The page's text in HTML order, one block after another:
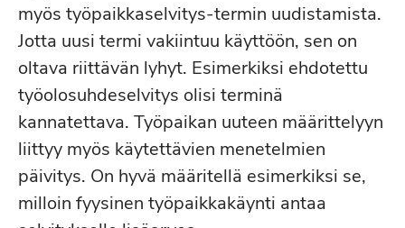
myös työpaikkaselvitys-termin uudistamista.
Jotta uusi termi vakiintuu käyttöön, sen on
oltava riittävän lyhyt. Esimerkiksi ehdotettu
työolosuhdeselvitys olisi terminä
kannatettava. Työpaikan uuteen määrittelyyn
liittyy myös käytettävien menetelmien
päivitys. On hyvä määritellä esimerkiksi se,
milloin fyysinen työpaikkakäynti antaa